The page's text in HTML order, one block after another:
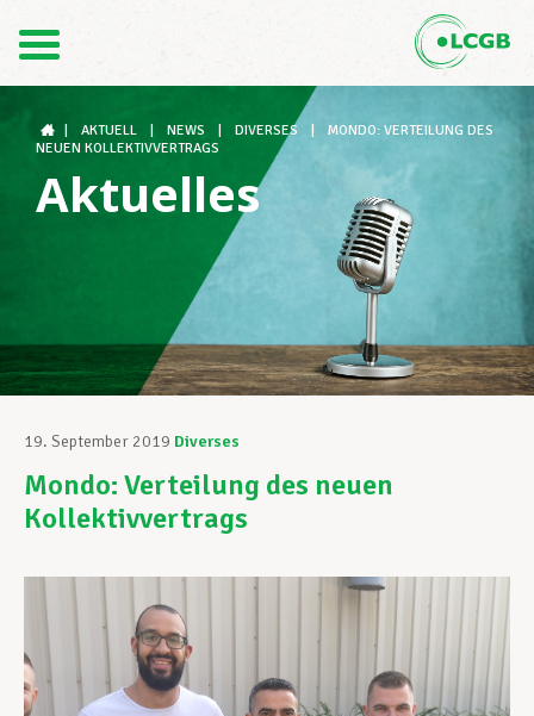
FR
Der LCGB
Gewerkschaftsstrukturen
Unterstützung im Arbeitsalltag
Ihre Rechte
Unterstützung im Privatleben
Berufliche Weiterentwicklung
AKTUELL NEWS DIVERSES
MONDO: VERTEILUNG DES
NEUEN KOLLEKTIVVERTRAGS
Aktuelles
19. September 2019 Diverses
Mondo: Verteilung des neuen
Kollektivvertrags